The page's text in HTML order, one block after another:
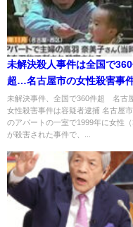
未解決殺人事件は全国で
超…名古屋市の女性殺害事
容疑者逮捕！
未解決事件、全国で360件超 名古
女性殺害事件は容疑者逮捕 名古屋
のアパートの一室で1999年に女性（
が殺害された事件で、...